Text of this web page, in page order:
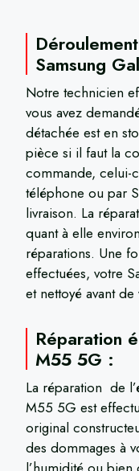
Samsung
Notre technicien
vous avez
détachée est en
pièce si il faut la
commande, celui-
téléphone ou par
livraison. La
quant à elle
réparations. Une
effectuées, votre
et nettoyé avant
Réparation
M55 5G :
La réparation de
M55 5G est
original
des dommages à